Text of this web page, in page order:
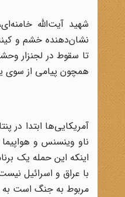
شهید آیت‌الله
نشان‌دهنده خشم و
تا سقوط در لجنزار
همچون پیامی از سوی
آمریکایی‌ها ابتدا در
ناو وینسنس و
اینکه این حمله یک
با عراق و اسرائیل
مربوط به جنگ است به